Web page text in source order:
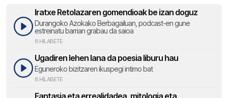
Iratxe Retolazaren gomendioak be izan doguz
Durangoko Azokako Berbagailuan, podcast-en gune
estreinatu barrian grabau da saioa
8 HILABETE
Ugadiren lehen lana da poesia liburu hau
Eguneroko bizitzaren ikuspegi intimo bat
8 HILABETE
Fantasia eta errealidadea, mitologia eta